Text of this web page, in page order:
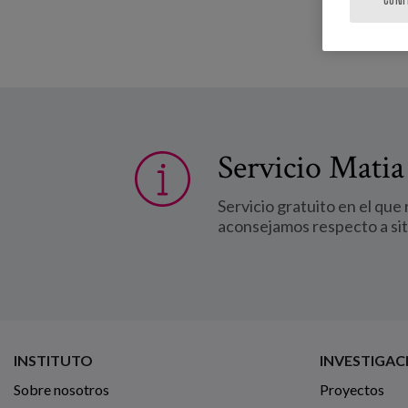
Servicio
Servicio gratuito en el que
aconsejamos respecto a
INSTITUTO
Sobre nosotros
Proyectos